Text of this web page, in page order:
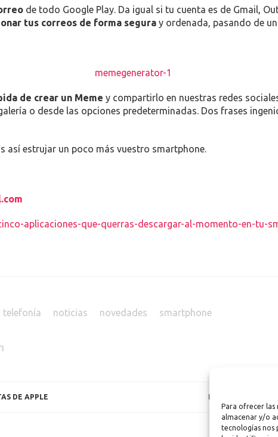
Para ofrecer las
almacenar y/o
tecnologías nos
de todo Google Play. Da igual si tu cuenta es de Gmail,
tus correos de forma segura y ordenada, pasando de
de crear un Meme y compartirlo en nuestras redes
o desde las opciones predeterminadas. Dos frases
así estrujar un poco más vuestro smartphone.
aplicaciones-que-querras-descargar-al-momento-en-tu-
telefonía noticias novedades smartphone
DE APPLE ESTO ES LO QUE